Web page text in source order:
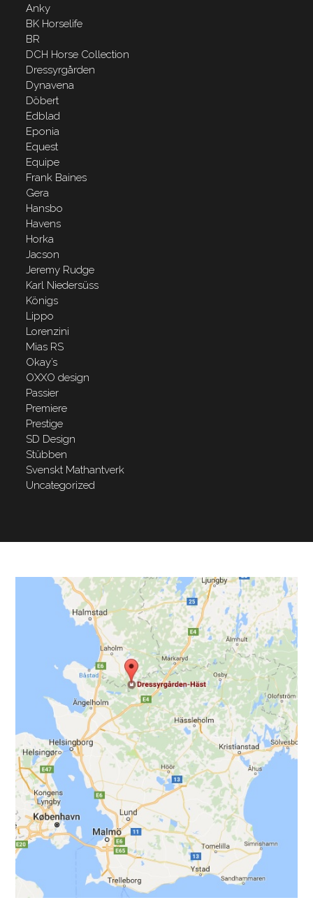
Anky
BK Horselife
BR
DCH Horse Collection
Dressyrgården
Dynavena
Döbert
Edblad
Eponia
Equest
Equipe
Frank Baines
Gera
Hansbo
Havens
Horka
Jacson
Jeremy Rudge
Karl Niedersüss
Königs
Lippo
Lorenzini
Mias RS
Okay’s
OXXO design
Passier
Premiere
Prestige
SD Design
Stübben
Svenskt Mathantverk
Uncategorized